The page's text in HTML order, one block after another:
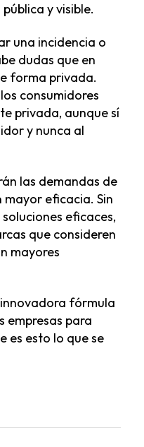
y visible.
una incidencia o
dudas que en
forma privada.
consumidores
privada, aunque sí
y nunca al
las demandas de
mayor eficacia. Sin
eficaces,
que consideren
mayores
fórmula
empresas para
es esto lo que se